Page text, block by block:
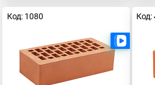
Зеленый
Ваниль
Абрикосовый
Код: 1080 Код: